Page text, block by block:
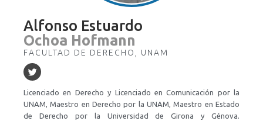
Alfonso Estuardo
Ochoa Hofmann
FACULTAD DE DERECHO, UNAM
Licenciado en Derecho y Licenciado en Comunicación por la
UNAM, Maestro en Derecho por la UNAM, Maestro en Estado
de Derecho por la Universidad de Girona y Génova.